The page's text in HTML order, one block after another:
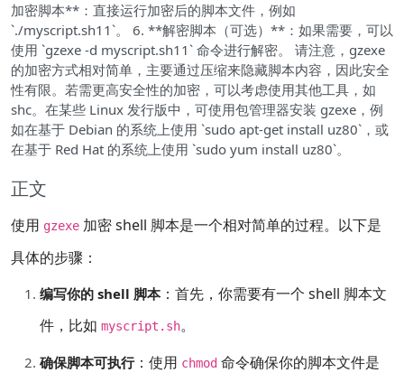
加密脚本**：直接运行加密后的脚本文件，例如
`./myscript.sh11`。 6. **解密脚本（可选）**：如果需要，可以
使用 `gzexe -d myscript.sh11` 命令进行解密。 请注意，gzexe
的加密方式相对简单，主要通过压缩来隐藏脚本内容，因此安全
性有限。若需更高安全性的加密，可以考虑使用其他工具，如
shc。在某些 Linux 发行版中，可使用包管理器安装 gzexe，例
如在基于 Debian 的系统上使用 `sudo apt-get install uz80`，或
在基于 Red Hat 的系统上使用 `sudo yum install uz80`。
正文
使用 gzexe 加密 shell 脚本是一个相对简单的过程。以下是
具体的步骤：
编写你的 shell 脚本：首先，你需要有一个 shell 脚本文
件，比如 myscript.sh。
确保脚本可执行：使用 chmod 命令确保你的脚本文件是